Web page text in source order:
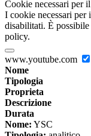
Cookie necessari per
I cookie necessari per
disabilitati. È
policy.
www.youtube.com
Nome
Tipologia
Proprieta
Descrizione
Durata
Nome: YSC